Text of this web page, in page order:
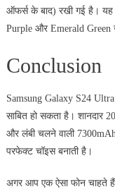
ऑफर्स के बाद) रखी गई है।
Purple और Emerald
Conclusion
Samsung Galaxy S24
साबित हो सकता है। शानदार
और लंबी चलने वाली
परफेक्ट चॉइस बनाती है।
अगर आप एक ऐसा फोन चाहते हैं